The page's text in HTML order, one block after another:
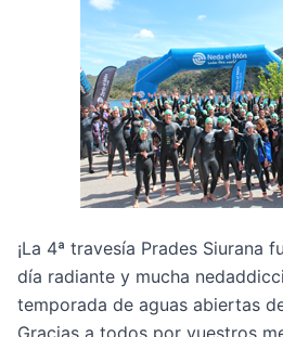
¡La 4ª travesía Prades Siurana
día radiante y mucha
temporada de aguas abiertas
Gracias a todos por vuestros